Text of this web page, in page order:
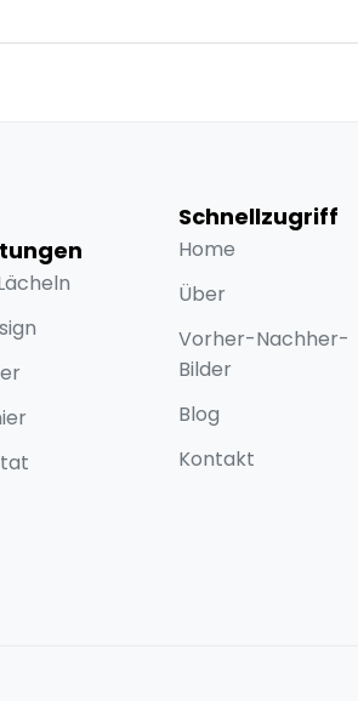
Schnellzugriff
Home
Über
Vorher-Nachher-
Bilder
Blog
Kontakt